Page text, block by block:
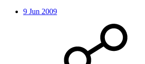
9 Jun 2009